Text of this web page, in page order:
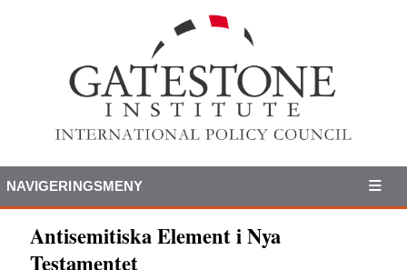
NAVIGERINGSMENY
Antisemitiska Element i Nya
Testamentet